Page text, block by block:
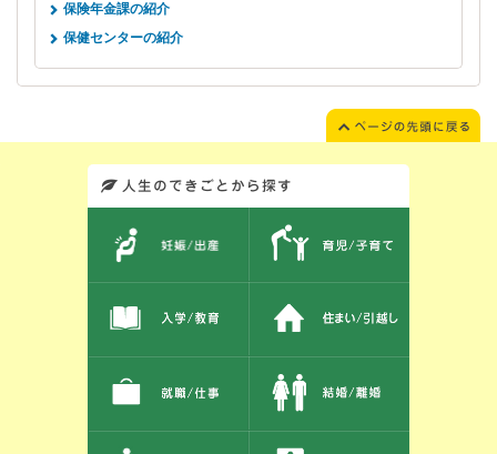
保険年金課の紹介
保健センターの紹介